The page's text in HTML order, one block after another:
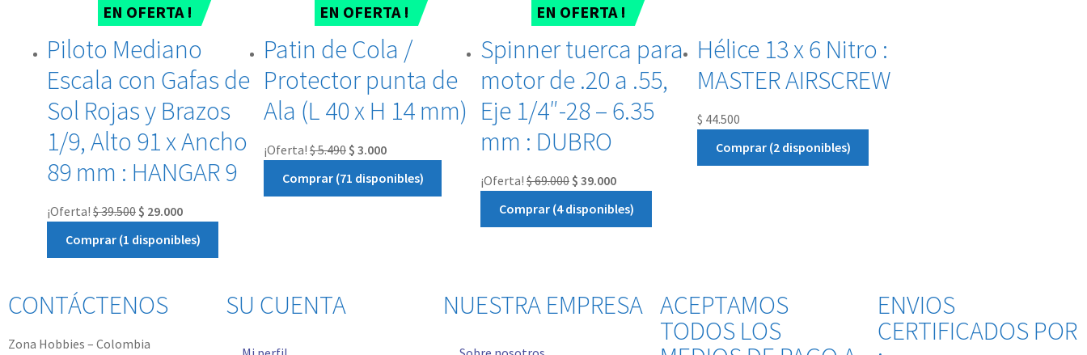
EN OFERTA !
Piloto Mediano
Escala con Gafas de
Sol Rojas y Brazos
1/9, Alto 91 x Ancho
89 mm : HANGAR 9
¡Oferta! $39.500 $ 29.000
Comprar (1 disponibles)
EN OFERTA !
Patin de Cola /
Protector punta de
Ala (L 40 x H 14 mm)
¡Oferta! $5.490 $ 3.000
Comprar (71 disponibles)
EN OFERTA !
Spinner tuerca para
motor de .20 a .55,
Eje 1/4″-28 – 6.35
mm : DUBRO
¡Oferta! $69.000 $ 39.000
Comprar (4 disponibles)
Hélice 13 x 6 Nitro :
MASTER AIRSCREW
$ 44.500
Comprar (2 disponibles)
CONTÁCTENOS
Zona Hobbies – Colombia
SU CUENTA NUESTRA EMPRESA ACEPTAMOS
TODOS LOS
ENVIOS
CERTIFICADOS POR